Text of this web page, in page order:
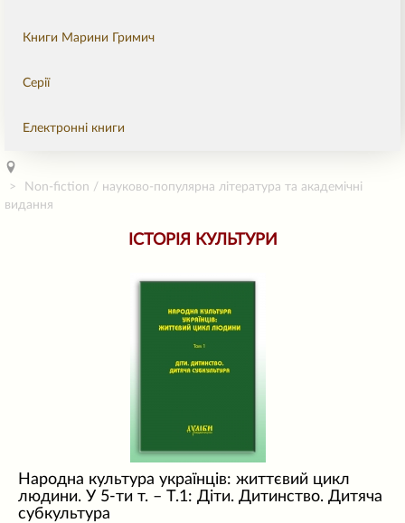
Книги Марини Гримич
Серії
Електронні книги
Non-fiction / науково-популярна література та академічні
видання
ІСТОРІЯ КУЛЬТУРИ
Народна культура українців: життєвий цикл
людини. У 5-ти т. – Т.1: Діти. Дитинство. Дитяча
субкультура